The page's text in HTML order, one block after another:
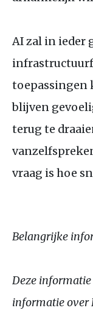
AIzal in ieder
toepassingen
blijven
terug te
vraag is hoe
Belangrijke
Deze
informatie over